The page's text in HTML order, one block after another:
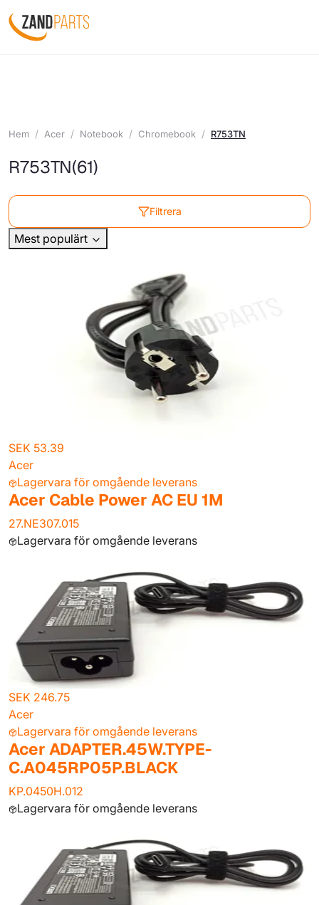
Hem Acer Notebook Chromebook R753TN
R753TN(61)
Filtrera
Mest populärt
SEK 53.39
Acer
Lagervara för omgående leverans
Acer Cable Power AC EU 1M
27.NE307.015
Lagervara för omgående leverans
SEK 246.75
Acer
Lagervara för omgående leverans
Acer ADAPTER.45W.TYPE-
C.A045RP05P.BLACK
KP.0450H.012
Lagervara för omgående leverans